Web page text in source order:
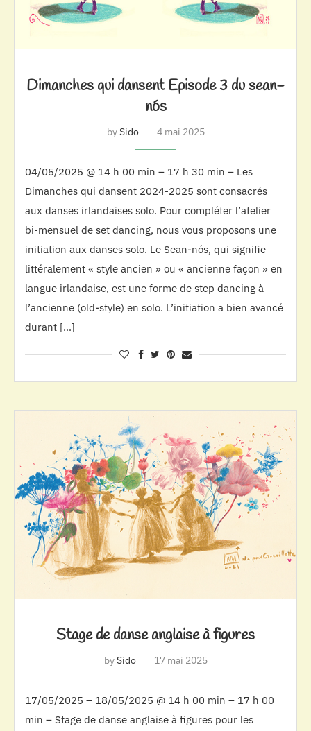
Dimanches qui dansent Episode 3 du sean-
nós
bySido 4 mai 2025
04/05/2025 @ 14 h 00 min – 17 h 30 min – Les
Dimanches qui dansent 2024-2025 sont consacrés
aux danses irlandaises solo. Pour compléter l’atelier
bi-mensuel de set dancing, nous vous proposons une
initiation aux danses solo. Le Sean-nós, qui signifie
littéralement « style ancien » ou « ancienne façon » en
langue irlandaise, est une forme de step dancing à
l’ancienne (old-style) en solo. L’initiation a bien avancé
durant […]
Stage de danse anglaise à figures
bySido 17 mai 2025
17/05/2025 – 18/05/2025 @ 14 h 00 min – 17 h 00
min – Stage de danse anglaise à figures pour les